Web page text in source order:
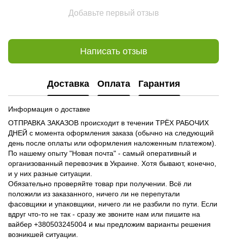
Добавьте первый отзыв
Написать отзыв
Доставка Оплата Гарантия
Информация о доставке
ОТПРАВКА ЗАКАЗОВ происходит в течении ТРЁХ РАБОЧИХ
ДНЕЙ с момента оформления заказа (обычно на следующий
день после оплаты или оформления наложенным платежом).
По нашему опыту "Новая почта" - самый оперативный и
организованный перевозчик в Украине. Хотя бывают, конечно,
и у них разные ситуации.
Обязательно проверяйте товар при получении. Всё ли
положили из заказанного, ничего ли не перепутали
фасовщики и упаковщики, ничего ли не разбили по пути. Если
вдруг что-то не так - сразу же звоните нам или пишите на
вайбер +380503245004 и мы предложим варианты решения
возникшей ситуации.